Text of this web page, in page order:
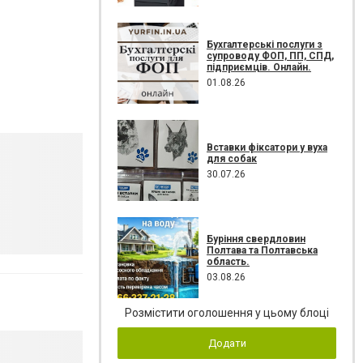
Бухгалтерські послуги з
супроводу ФОП, ПП, СПД,
підприємців. Онлайн.
01.08.26
Вставки фіксатори у вуха
для собак
30.07.26
Буріння свердловин
Полтава та Полтавська
область.
03.08.26
Розмістити оголошення у цьому блоці
Додати